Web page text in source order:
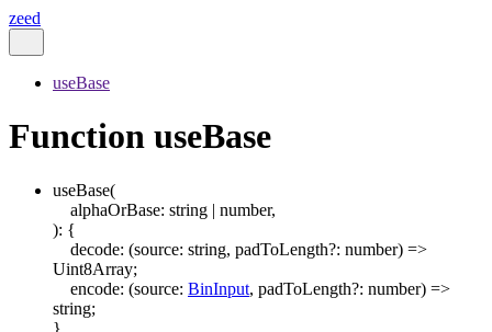
zeed
useBase
Function useBase
useBase(
alphaOrBase: string | number,
): {
decode: (source: string, padToLength?: number) =>
Uint8Array;
encode: (source: BinInput, padToLength?: number) =>
string;
}